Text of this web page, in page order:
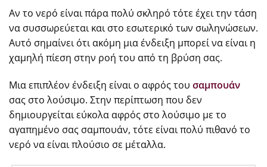
Αν το νερό είναι πάρα πολύ σκληρό τότε έχει την τάση
να συσσωρεύεται και στο εσωτερικό των σωληνώσεων.
Αυτό σημαίνει ότι ακόμη μια ένδειξη μπορεί να είναι η
χαμηλή πίεση στην ροή του από τη βρύση σας.
Μια επιπλέον ένδειξη είναι ο αφρός του σαμπουάν
σας στο λούσιμο. Στην περίπτωση που δεν
δημιουργείται εύκολα αφρός στο λούσιμο με το
αγαπημένο σας σαμπουάν, τότε είναι πολύ πιθανό το
νερό να είναι πλούσιο σε μέταλλα.